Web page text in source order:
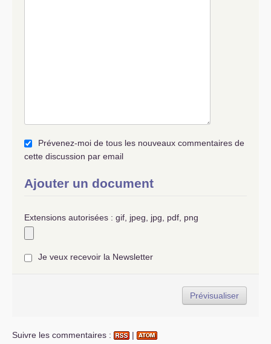
Prévenez-moi de tous les nouveaux commentaires de
cette discussion par email
Ajouter un document
Extensions autorisées : gif, jpeg, jpg, pdf, png
Je veux recevoir la Newsletter
Suivre les commentaires : |